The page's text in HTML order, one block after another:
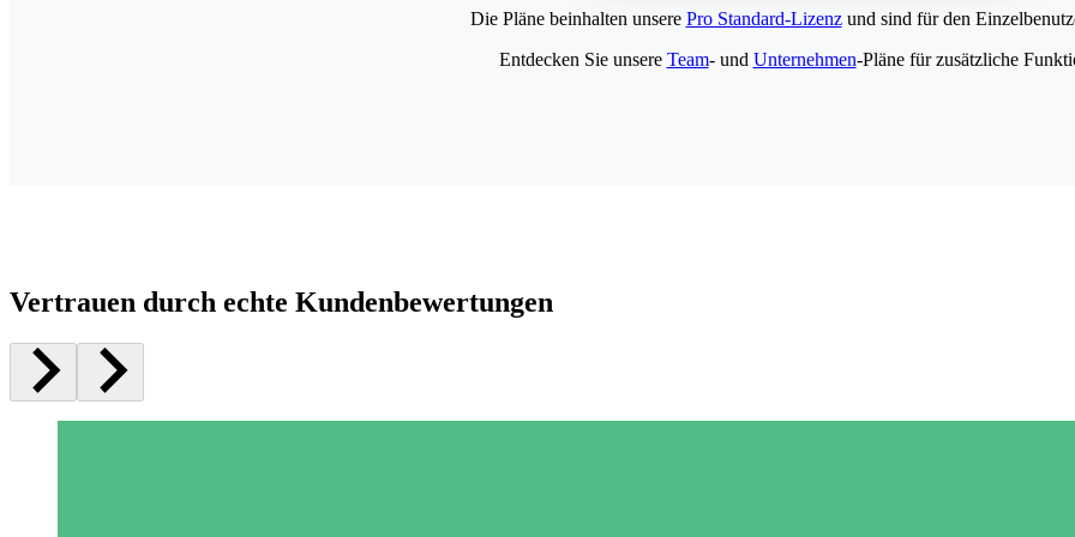
Die Pläne beinhalten unsere Pro Standard-Lizenzund sind für den
Entdecken Sie unsere Team- und Unternehmen-Pläne für zusätzliche
Vertrauen durch echte Kundenbewertungen